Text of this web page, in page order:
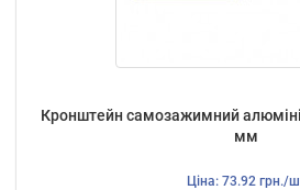
Кронштейн самозажимний
мм
Ціна: 73.92 грн./